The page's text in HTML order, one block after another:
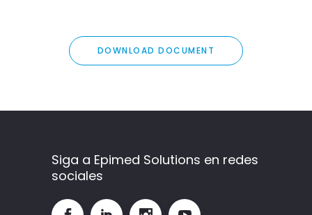
DOWNLOAD DOCUMENT
Siga a Epimed Solutions en redes
sociales